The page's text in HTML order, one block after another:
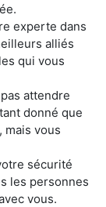
experte dans
alliés
qui vous
attendre
donné que
mais vous
sécurité
les personnes
vous.